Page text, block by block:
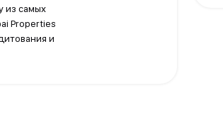
из самых
Properties
и